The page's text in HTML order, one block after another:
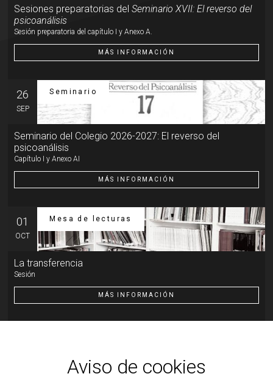
Aviso de cookies
Sesiones preparatorias delSeminario XVII: El reverso del
psicoanálisis
Sesión preparatoria del capítulo I y Anexo A.
MÁS INFORMACIÓN
26
SEP
Seminario
Seminario del Colegio 2026-2027: El reverso del
psicoanálisis
Capítulo I y Anexo AI
MÁS INFORMACIÓN
01
OCT
Mesa de lecturas
La transferencia
Sesión
MÁS INFORMACIÓN